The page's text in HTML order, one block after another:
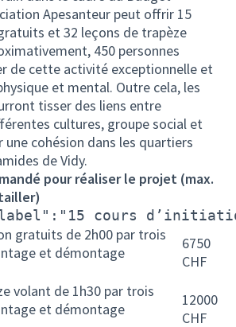
Apesanteur peut offrir 15
et 32 leçons de trapèze
450 personnes
de cette activité exceptionnelle et
et mental. Outre cela, les
tisser des liens entre
cultures, groupe social et
une cohésion dans les quartiers
de Vidy.
pour réaliser le projet (max.
cours d’initiation
gratuits de 2h00 par trois
et démontage
6750
CHF
volant de 1h30 par trois
et démontage
12000
CHF